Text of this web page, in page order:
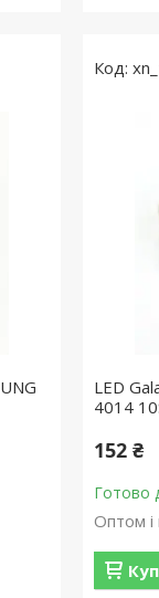
LED
4014
152 ₴
Готово
Оптом і